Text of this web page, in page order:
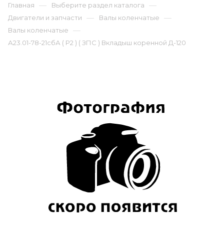
Главная — Выберите раздел каталога —
Двигатели и запчасти — Валы коленчатые —
Валы коленчатые —
А23.01-78-21сбА ( Р2 ) ( ЗПС ) Вкладыш коренной Д-120